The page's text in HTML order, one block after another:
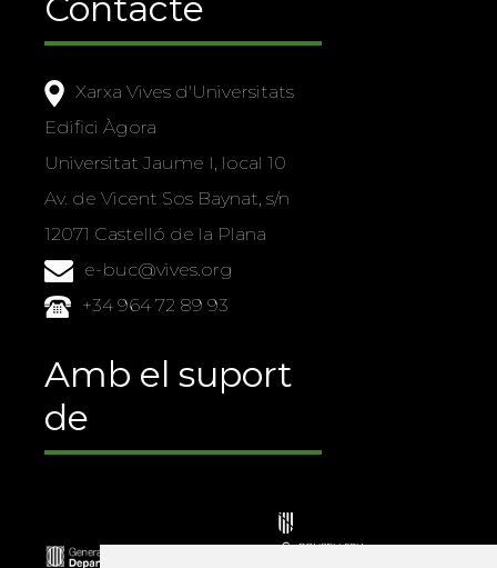
Xarxa Vives d'Universitats
Edifici Àgora
Universitat Jaume I, local 10
Av. de Vicent Sos Baynat, s/n
12071 Castelló de la Plana
e-buc@vives.org
+34 964 72 89 93
Amb el suport
de